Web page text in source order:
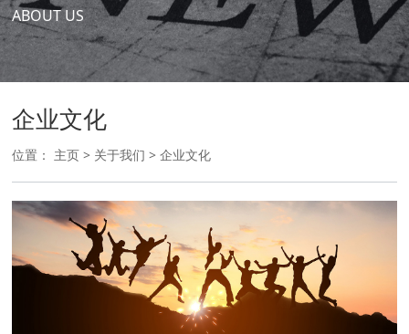
ABOUT US
企业文化
位置： 主页 > 关于我们 >企业文化